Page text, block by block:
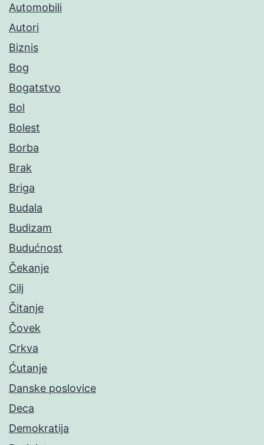
Automobili
Autori
Biznis
Bog
Bogatstvo
Bol
Bolest
Borba
Brak
Briga
Budala
Budizam
Budućnost
Čekanje
Cilj
Čitanje
Čovek
Crkva
Ćutanje
Danske poslovice
Deca
Demokratija